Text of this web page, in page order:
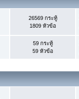
26569 กระทู้
1809 หัวข้อ
59 กระทู้
59 หัวข้อ